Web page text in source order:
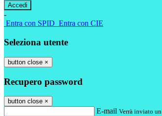
-
Entra con SPID Entra con CIE
Seleziona utente
button close ×
Recupero password
button close ×
E-mail Verrà inviato